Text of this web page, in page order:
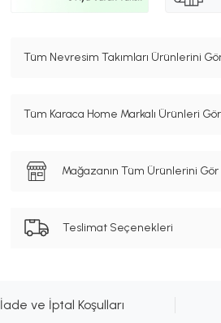
Tüm Nevresim Takımları Ürünlerini
Tüm Karaca Home Markalı Ürünleri Gör
Mağazanın Tüm Ürünlerini Gör
Teslimat Seçenekleri
İade ve İptal Koşulları